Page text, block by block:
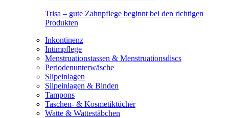
Trisa – gute Zahnpflege beginnt bei den richtigen
Produkten
Inkontinenz
Intimpflege
Menstruationstassen & Menstruationsdiscs
Periodenunterwäsche
Slipeinlagen
Slipeinlagen & Binden
Tampons
Taschen- & Kosmetiktücher
Watte & Wattestäbchen